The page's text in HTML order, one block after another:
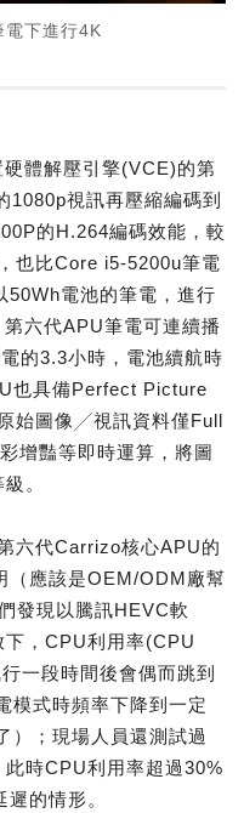
下進行4K
體解壓引擎(VCE)的第
視訊再壓縮編碼到
的H.264編碼效能，較
也比Core i5-5200u筆電
50Wh電池的筆電，進行
六代APU筆電可連續播
的3.3小時，電池續航時
也具備Perfect Picture
始圖像╱視訊資料僅Full
增豔等即時運算，將圖
。
六代Carrizo核心APU的
（應該是OEM/ODM廠幫
發現以騰訊HEVC軟
，CPU利用率(CPU
一段時間後會偶而跳到
模式時頻率下降到一定
）；現場人員還測試過
時CPU利用率超過30%
的情形。